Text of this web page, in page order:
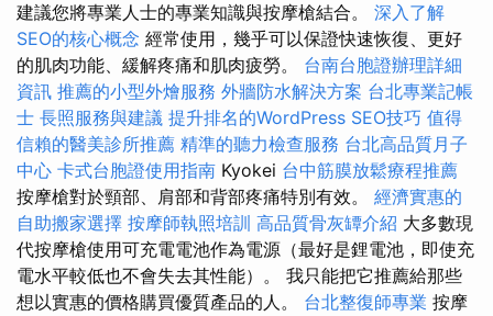
建議您將專業人士的專業知識與按摩槍結合。 深入了解
SEO的核心概念 經常使用，幾乎可以保證快速恢復、更好
的肌肉功能、緩解疼痛和肌肉疲勞。 台南台胞證辦理詳細
資訊 推薦的小型外燴服務 外牆防水解決方案 台北專業記帳
士 長照服務與建議 提升排名的WordPress SEO技巧 值得
信賴的醫美診所推薦 精準的聽力檢查服務 台北高品質月子
中心 卡式台胞證使用指南 Kyokei 台中筋膜放鬆療程推薦
按摩槍對於頸部、肩部和背部疼痛特別有效。 經濟實惠的
自助搬家選擇 按摩師執照培訓 高品質骨灰罈介紹 大多數現
代按摩槍使用可充電電池作為電源（最好是鋰電池，即使充
電水平較低也不會失去其性能）。 我只能把它推薦給那些
想以實惠的價格購買優質產品的人。 台北整復師專業 按摩